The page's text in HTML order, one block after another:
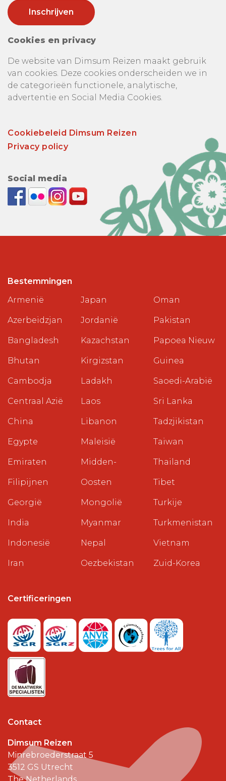
Cookies en privacy
De website van Dimsum Reizen maakt gebruik
van cookies. Deze cookies onderscheiden we in
de categorieën functionele, analytische,
advertentie en Social Media Cookies.
Cookiebeleid Dimsum Reizen
Privacy policy
Social media
Bestemmingen
Armenië
Azerbeidzjan
Bangladesh
Bhutan
Cambodja
Centraal Azië
China
Egypte
Emiraten
Filipijnen
Georgië
India
Indonesië
Iran
Japan
Jordanië
Kazachstan
Kirgizstan
Ladakh
Laos
Libanon
Maleisië
Midden-
Oosten
Mongolië
Myanmar
Nepal
Oezbekistan
Oman
Pakistan
Papoea Nieuw
Guinea
Saoedi-Arabië
Sri Lanka
Tadzjikistan
Taiwan
Thailand
Tibet
Turkije
Turkmenistan
Vietnam
Zuid-Korea
Certificeringen
Contact
Dimsum Reizen
Minrebroederstraat 5
3512 GS Utrecht